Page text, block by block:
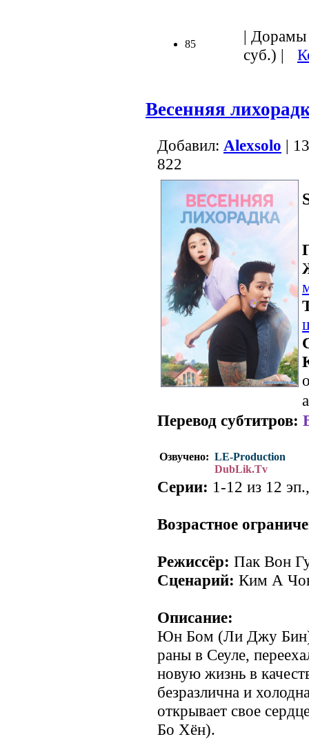
85
| Дорамы
суб.) |
Весенняя
Добавил: Alexsolo |
822
Перевод субтитров:
Озвучено: LE-Production
DubLik.Tv
Серии: 1-12 из 12
Возрастное
Режиссёр: Пак Вон
Сценарий: Ким А
Описание:
Юн Бом (Ли Джу
раны в Сеуле,
новую жизнь в
безразлична и
открывает свое
Бо Хён).